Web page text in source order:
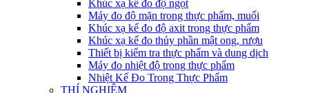
Khúc xạ kế đo độ ngọt
Máy đo độ mặn trong thực phẩm, muối
Khúc xạ kế đo độ axit trong thực phẩm
Khúc xạ kế đo thủy phần mật ong, rượu
Thiết bị kiểm tra thực phẩm và dung dịch
Máy đo nhiệt độ trong thực phẩm
Nhiệt Kế Đo Trong Thực Phẩm
THÍ NGHIỆM